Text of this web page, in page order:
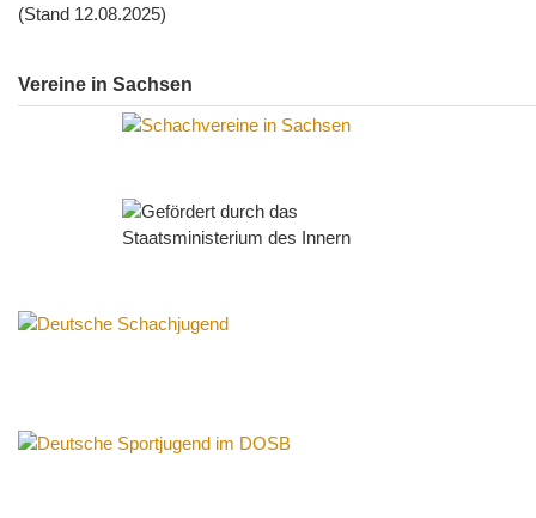
(Stand 12.08.2025)
Vereine in Sachsen